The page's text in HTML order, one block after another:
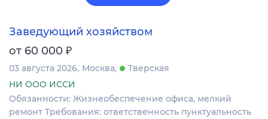
Заведующий хозяйством
от 60 000 ₽
03 августа 2026 Москва
Тверская
НИ ООО ИССИ
Обязанности: Жизнеобеспечение офиса, мелкий
ремонт Требования: ответственность пунктуальность